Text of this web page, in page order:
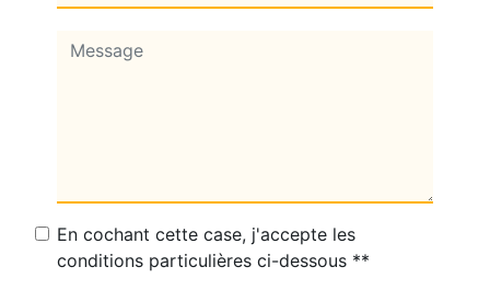
En cochant cette case, j'accepte les
conditions particulières ci-dessous **